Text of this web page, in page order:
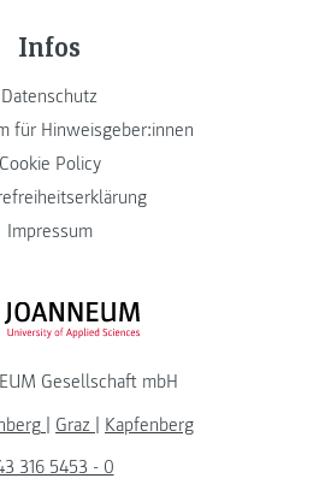
Infos
Datenschutz
für Hinweisgeber:innen
Cookie Policy
Impressum
FH JOANNEUM Logo
Gesellschaft mbH
| Graz | Kapfenberg
316 5453 - 0